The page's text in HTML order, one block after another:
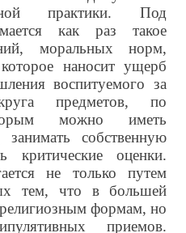
практики. Под
как раз такое
моральных норм,
наносит ущерб
воспитуемого за
предметов, по
можно иметь
занимать собственную
критические оценки.
не только путем
тем, что в большей
религиозным формам, но
приемов.